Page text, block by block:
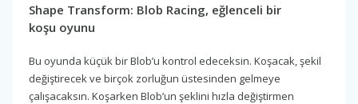
Shape Transform: Blob Racing, eğlenceli bir
koşu oyunu
Bu oyunda küçük bir Blob’u kontrol edeceksin. Koşacak, şekil
değiştirecek ve birçok zorluğun üstesinden gelmeye
çalışacaksın. Koşarken Blob’un şeklini hızla değiştirmen